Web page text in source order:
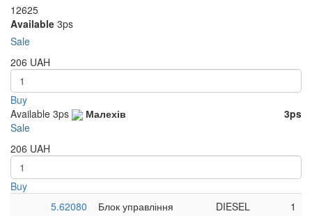
12625
Available 3ps
Sale
206 UAH
Buy
Available 3ps Малехів
3ps
Sale
206 UAH
Buy
5.62080
Блок управління
DIESEL
1